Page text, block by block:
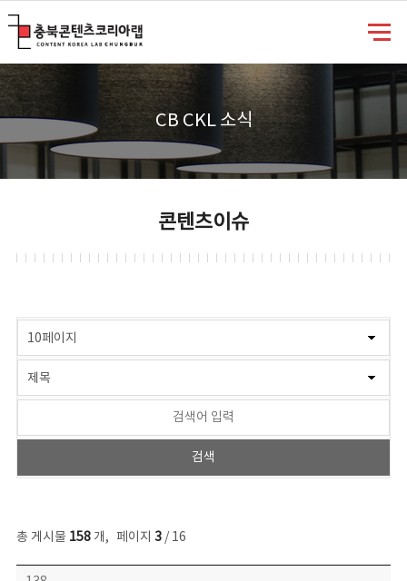
CB CKL 소식
콘텐츠이슈
총 게시물 158개, 페이지 3/ 16
콘텐츠이슈 목록 - 번호, 제목, 작성자, 파일, 조회수, 작성일 정보 제공